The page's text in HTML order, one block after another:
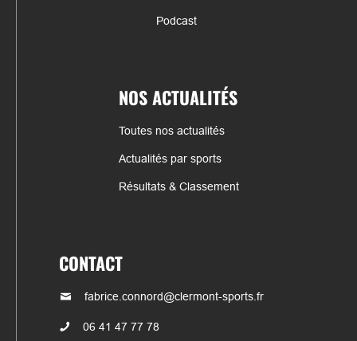
Podcast
NOS ACTUALITÉS
Toutes nos actualités
Actualités par sports
Résultats & Classement
CONTACT
fabrice.connord@clermont-sports.fr
06 41 47 77 78